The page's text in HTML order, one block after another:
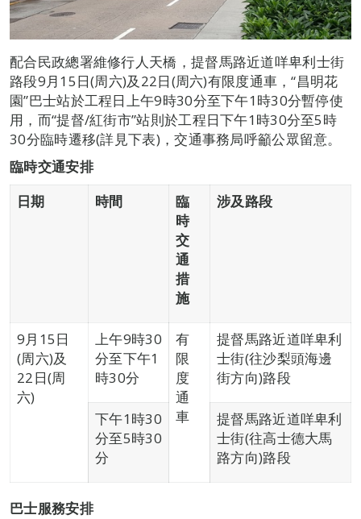
配合民政總署維修行人天橋，提督馬路近道咩卑利士街
路段9月15日(周六)及22日(周六)有限度通車，“昌明花
園”巴士站於工程日上午9時30分至下午1時30分暫停使
用，而“提督/紅街市”站則於工程日下午1時30分至5時
30分臨時遷移(詳見下表)，交通事務局呼籲公眾留意。
臨時交通安排
日期
時間
臨
時
交
通
措
施
涉及路段
9月15日
(周六)及
22日(周
六)
上午9時30
分至下午1
時30分
有
限
度
通
車
提督馬路近道咩卑利
士街(往沙梨頭海邊
街方向)路段
下午1時30
分至5時30
分
提督馬路近道咩卑利
士街(往高士德大馬
路方向)路段
巴士服務安排